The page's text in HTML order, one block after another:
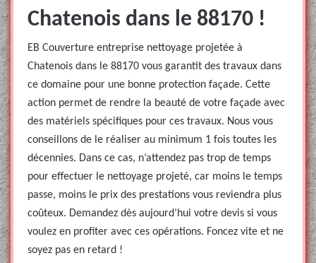
Chatenois dans le 88170 !
EB Couverture entreprise nettoyage projetée à
Chatenois dans le 88170 vous garantit des travaux dans
ce domaine pour une bonne protection façade. Cette
action permet de rendre la beauté de votre façade avec
des matériels spécifiques pour ces travaux. Nous vous
conseillons de le réaliser au minimum 1 fois toutes les
décennies. Dans ce cas, n’attendez pas trop de temps
pour effectuer le nettoyage projeté, car moins le temps
passe, moins le prix des prestations vous reviendra plus
coûteux. Demandez dès aujourd’hui votre devis si vous
voulez en profiter avec ces opérations. Foncez vite et ne
soyez pas en retard !